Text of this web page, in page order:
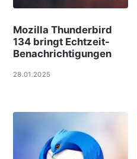
Mozilla Thunderbird
134 bringt Echtzeit-
Benachrichtigungen
28.01.2025